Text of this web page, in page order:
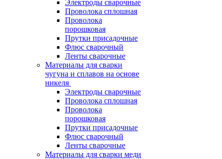
Электроды сварочные
Проволока сплошная
Проволока
порошковая
Прутки присадочные
Флюс сварочный
Ленты сварочные
Материалы для сварки
чугуна и сплавов на основе
никеля
Электроды сварочные
Проволока сплошная
Проволока
порошковая
Прутки присадочные
Флюс сварочный
Ленты сварочные
Материалы для сварки меди